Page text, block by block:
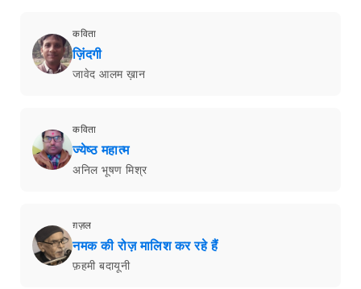
कविता
ज़िंदगी
जावेद आलम ख़ान
कविता
ज्येष्ठ महात्म
अनिल भूषण मिश्र
ग़ज़ल
नमक की रोज़ मालिश कर रहे हैं
फ़हमी बदायूनी